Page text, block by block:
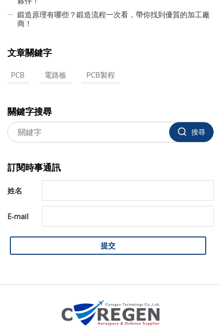
鍛造原理有哪些？鍛造流程一次看，帶你找到優質的加工廠
商！
文章關鍵字
PCB 電路板 PCB製程
關鍵字搜尋
搜尋
訂閱時事通訊
姓名
E-mail
提交